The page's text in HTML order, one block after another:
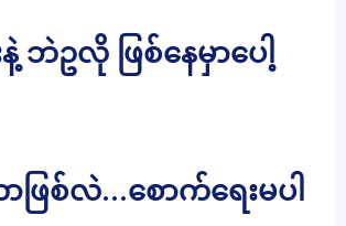
ဘဲဥလို ဖြစ်နေမှာပေါ့
ဖြစ်လဲ…စောက်ရေးမပါ